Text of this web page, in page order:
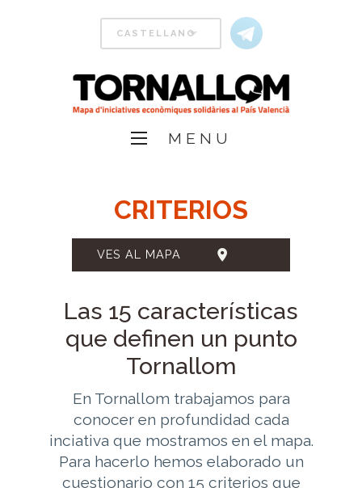
MENU
CRITERIOS
VES AL MAPA
Las 15 características
que definen un punto
Tornallom
En Tornallom trabajamos para
conocer en profundidad cada
inciativa que mostramos en el mapa.
Para hacerlo hemos elaborado un
cuestionario con 15 criterios que